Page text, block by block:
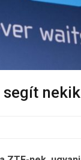
segít nekik